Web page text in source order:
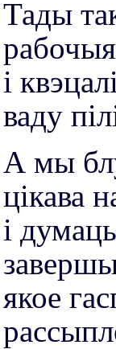
Тады
і
ваду
А мы
цікава
і
якое